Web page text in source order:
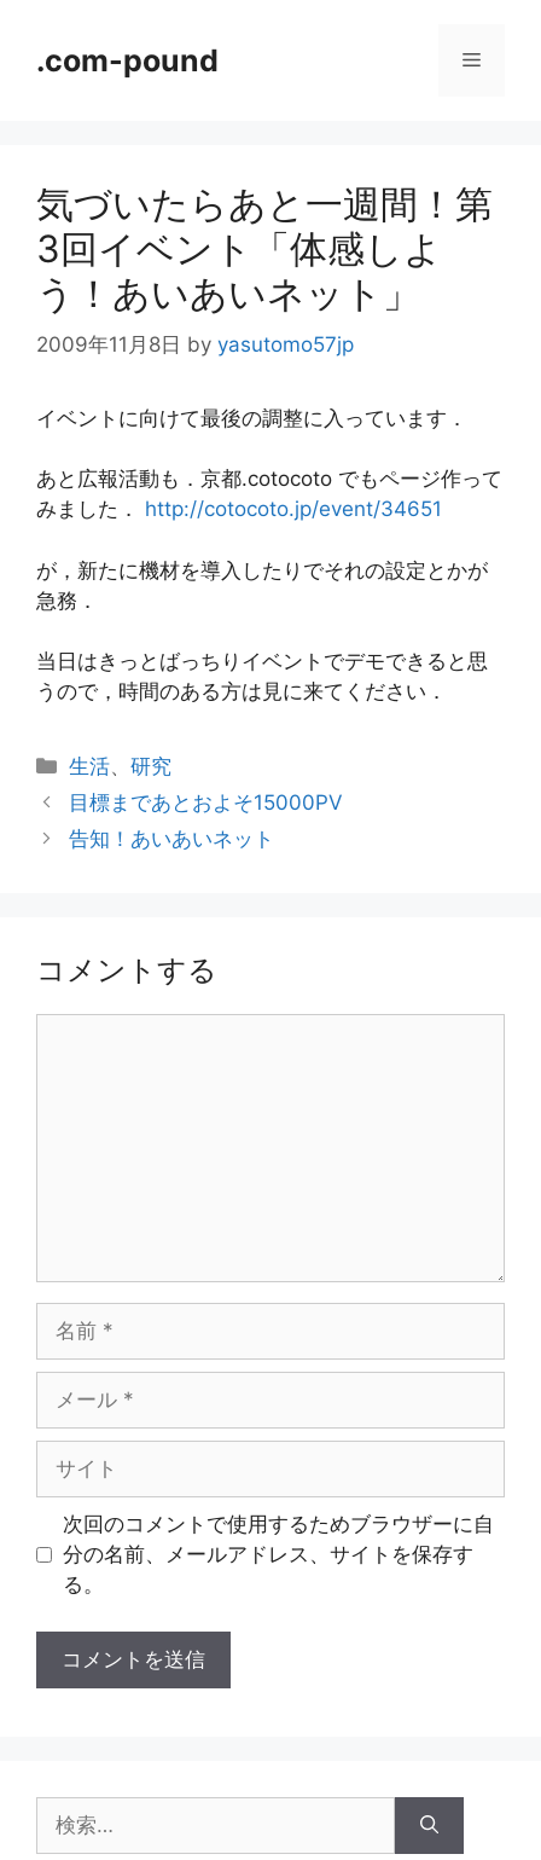
.com-pound メ
ュ
気づいたらあと一週間！第
3回イベント「体感しよ
う！あいあいネット」
2009年11月8日 by yasutomo57jp
イベントに向けて最後の調整に入っています．
あと広報活動も．京都.cotocoto でもページ作って
みました． http://cotocoto.jp/event/34651
が，新たに機材を導入したりでそれの設定とかが
急務．
当日はきっとばっちりイベントでデモできると思
うので，時間のある方は見に来てください．
カ
テ
ゴ
リ
生活、研究
目標まであとおよそ15000PV
告知！あいあいネット
コメントする
ル
次回のコメントで使用するためブラウザーに自
分の名前、メールアドレス、サイトを保存す
る。
索: